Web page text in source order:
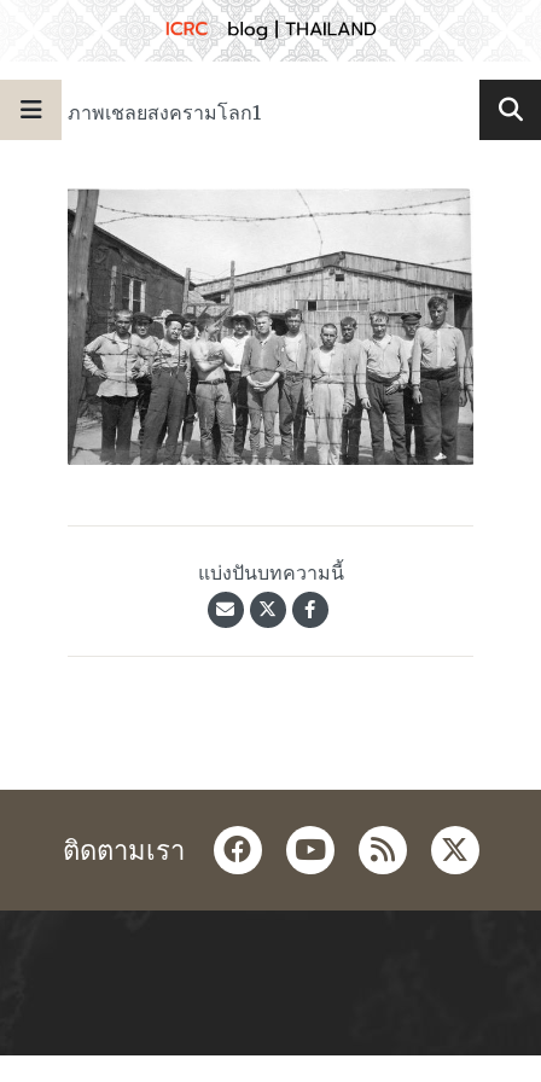
ภาพเชลยสงครามโลก1
แบ่งปันบทความนี้
ติดตามเรา facebookyoutube
rss twitter